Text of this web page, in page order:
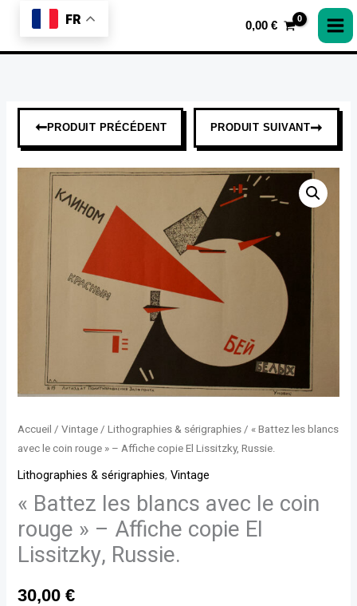
contenu
FR 0,00 €
➞PRODUIT PRÉCÉDENT PRODUIT SUIVANT➞
Accueil /Vintage /Lithographies & sérigraphies / « Battez les blancs
avec le coin rouge » – Affiche copie El Lissitzky, Russie.
Lithographies & sérigraphies,Vintage
« Battez les blancs avec le coin
rouge » – Affiche copie El
Lissitzky, Russie.
30,00€